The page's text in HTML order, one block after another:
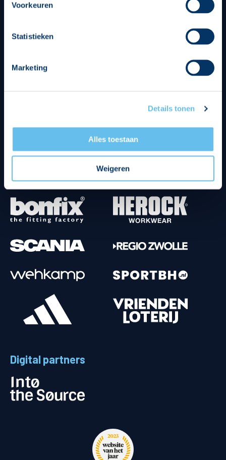
Voorkeuren
Statistieken
Marketing
Details tonen
Alles toestaan
Weigeren
Divisie partners
Tenuesponsoren
Digital partners